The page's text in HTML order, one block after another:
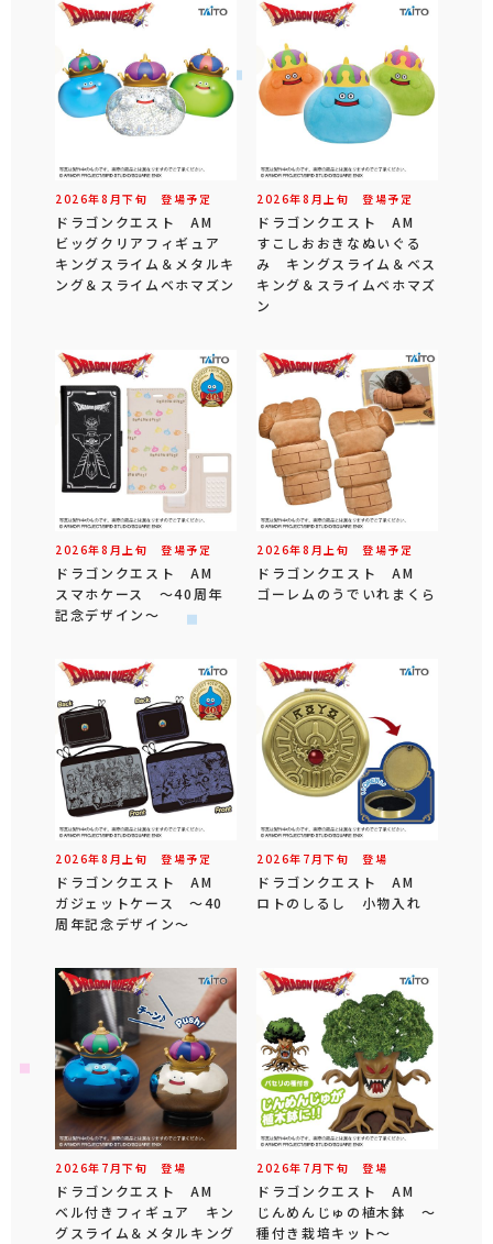
2026年8 月下旬 登場予定
ドラゴンクエスト AM
ビッグクリアフィギュア
キングスライム＆メタルキ
ング＆スライムベホマズン
2026年8 月 上旬 登場予定
ドラゴンクエスト AM
すこしおおきなぬいぐる
み キングスライム＆ベス
キング＆スライムベホマズ
ン
2026年8 月 上旬 登場予定
ドラゴンクエスト AM
スマホケース ～40周年
記念デザイン～
2026年8 月 上旬 登場予定
ドラゴンクエスト AM
ゴーレムのうでいれまくら
2026年8 月 上旬 登場予定
ドラゴンクエスト AM
ガジェットケース ～40
周年記念デザイン～
2026年 7 月下旬 登場
ドラゴンクエスト AM
ロトのしるし 小物入れ
2026年 7 月下旬 登場
ドラゴンクエスト AM
ベル付きフィギュア キン
グスライム＆メタルキング
2026年 7 月下旬 登場
ドラゴンクエスト AM
じんめんじゅの植木鉢 ～
種付き栽培キット～